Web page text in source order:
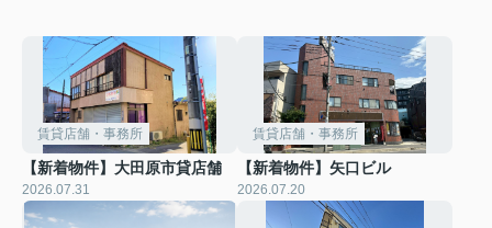
賃貸店舗・事務所
【新着物件】大田原市貸店舗
2026.07.31
賃貸店舗・事務所
【新着物件】矢口ビル
2026.07.20